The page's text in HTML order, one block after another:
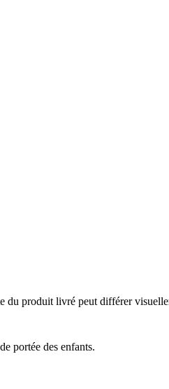
du produit livré peut différer
portée des enfants.